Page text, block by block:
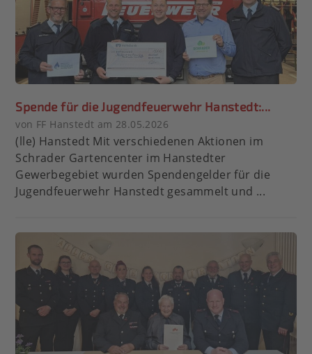
Spende für die Jugendfeuerwehr Hanstedt:...
von FF Hanstedt am 28.05.2026
(lle) Hanstedt Mit verschiedenen Aktionen im
Schrader Gartencenter im Hanstedter
Gewerbegebiet wurden Spendengelder für die
Jugendfeuerwehr Hanstedt gesammelt und ...